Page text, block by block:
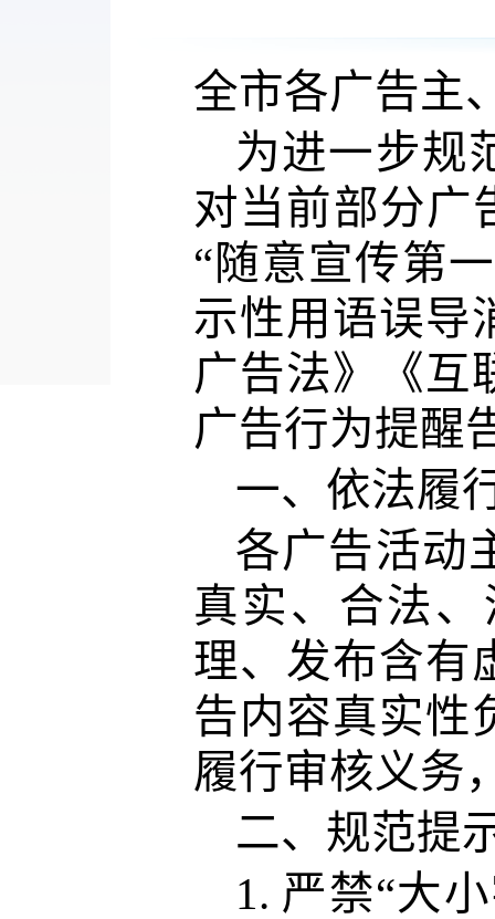
全市各广告主
为进一步规
对当前部分广
“ 随意宣传第
示性用语误导
广告法》《互
广告行为提醒
一、 依法履
各广告活动
真实、合法
理、发布含有
告内容真实性
履行审核义务
二、 规范提
1. 严禁“大